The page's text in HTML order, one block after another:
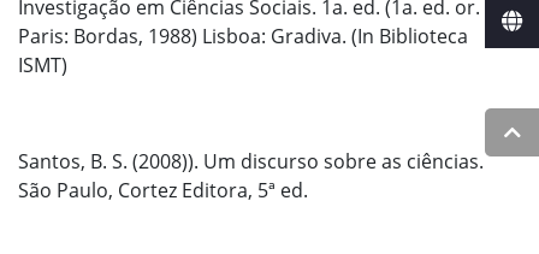
Investigação em Ciências Sociais. 1a. ed. (1a. ed. or.
Paris: Bordas, 1988) Lisboa: Gradiva. (In Biblioteca
ISMT)
Santos, B. S. (2008)). Um discurso sobre as ciências.
São Paulo, Cortez Editora, 5ª ed.